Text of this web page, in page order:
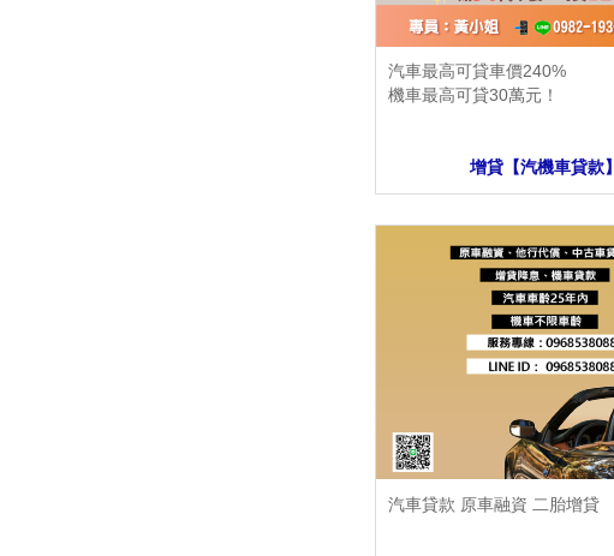
汽車最高可貸車價240%
機車最高可貸30萬元！
增貸【汽機車貸款】
汽車貸款 原車融資 二胎增貸